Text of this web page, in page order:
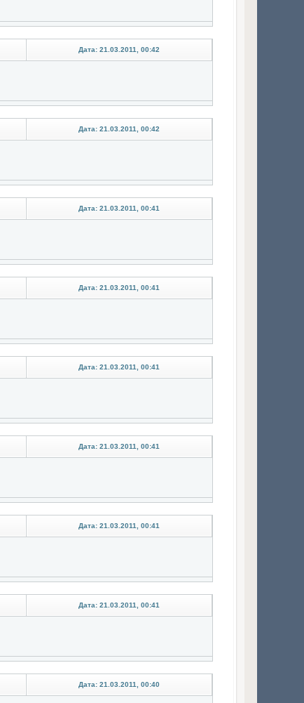
Дата: 21.03.2011, 00:42
Дата: 21.03.2011, 00:42
Дата: 21.03.2011, 00:41
Дата: 21.03.2011, 00:41
Дата: 21.03.2011, 00:41
Дата: 21.03.2011, 00:41
Дата: 21.03.2011, 00:41
Дата: 21.03.2011, 00:41
Дата: 21.03.2011, 00:40